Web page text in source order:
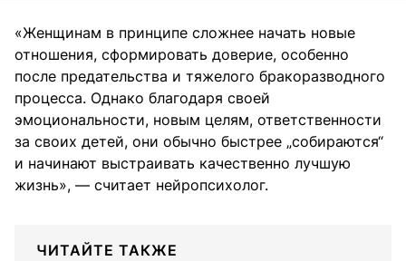
«Женщинам в принципе сложнее начать новые
отношения, сформировать доверие, особенно
после предательства и тяжелого бракоразводного
процесса. Однако благодаря своей
эмоциональности, новым целям, ответственности
за своих детей, они обычно быстрее „собираются“
и начинают выстраивать качественно лучшую
жизнь», — считает нейропсихолог.
ЧИТАЙТЕ ТАКЖЕ